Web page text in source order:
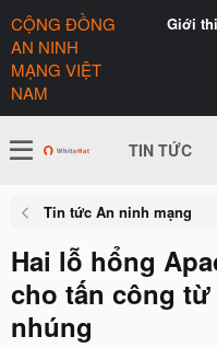
Giới
CỘNG ĐỒNG
AN NINH
MẠNG VIỆT
NAM
TIN TỨC
Tin tức An ninh mạng
Hai lỗ hổng
cho tấn công
nhúng